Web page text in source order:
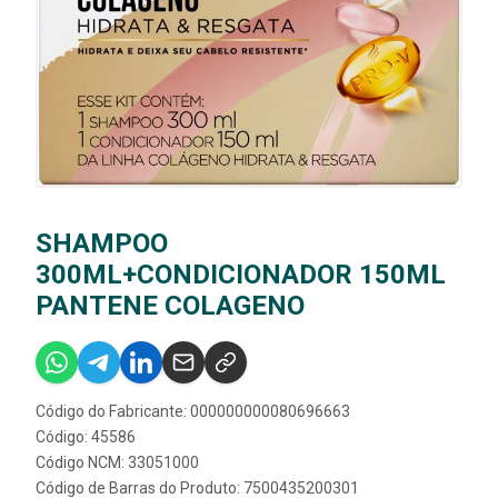
SHAMPOO
300ML+CONDICIONADOR 150ML
PANTENE COLAGENO
Código do Fabricante: 000000000080696663
Código: 45586
Código NCM: 33051000
Código de Barras do Produto: 7500435200301